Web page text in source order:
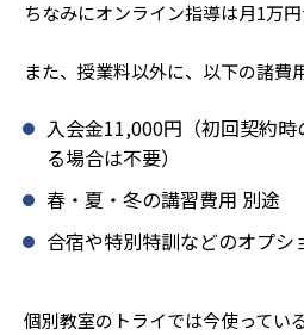
ちなみにオンライン指導は月1万円
また、授業料以外に、以下の諸費
入会金11,000円（初回契約
る場合は不要）
春・夏・冬の講習費用 別途
合宿や特別特訓などのオプシ
個別教室のトライでは今使ってい